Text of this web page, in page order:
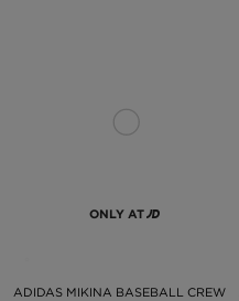
ONLY AT
ADIDAS MIKINA BASEBALL CREW